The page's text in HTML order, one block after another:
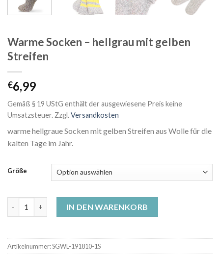
Warme Socken – hellgrau mit gelben
Streifen
€6,99
Gemäß § 19 UStG enthält der ausgewiesene Preis keine
Umsatzsteuer. Zzgl.Versandkosten
warme hellgraue Socken mit gelben Streifen aus Wolle für die
kalten Tage im Jahr.
Größe
IN DEN WARENKORB
Artikelnummer:SGWL-191810-1S